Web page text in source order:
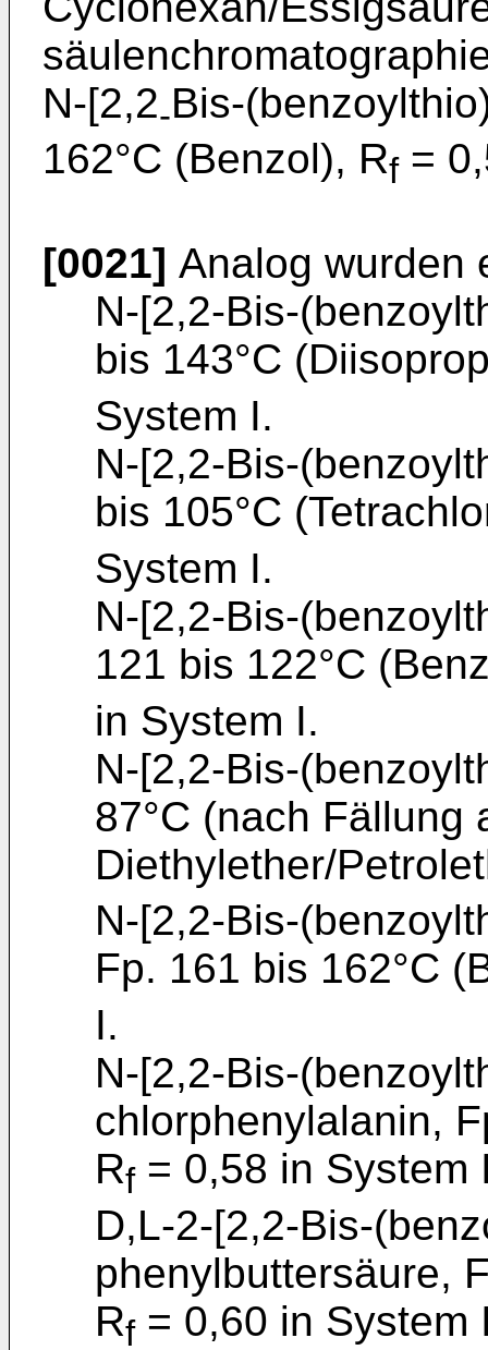
N-[2,2-Bis-
162°C (Benzol), Rf=
[0021] Analog wurden
N-[2,2-Bis-
bis 143°C
System I.
N-[2,2-Bis-
bis 105°C
System I.
N-[2,2-Bis-
121 bis 122°C
in System I.
N-[2,2-Bis-
87°C (nach Fällung
Diethylether/
N-[2,2-Bis-
Fp. 161 bis 162°C
I.
N-[2,2-Bis-
chlorphenylalanin,
Rf= 0,58 in System
D,L-2-[2,2-Bis-
phenylbuttersäure,
Rf= 0,60 in System